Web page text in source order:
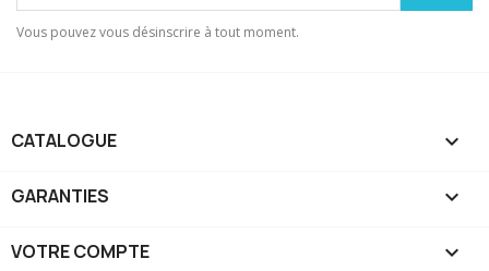
Vous pouvez vous désinscrire à tout moment.
CATALOGUE 
GARANTIES 
VOTRE COMPTE 